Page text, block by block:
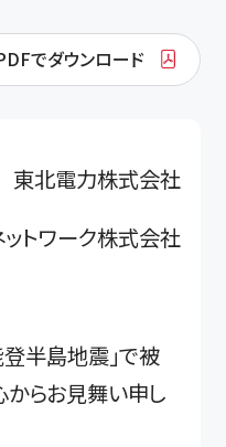
でダウンロード
東北電力株式会社
トワーク株式会社
半島地震」で被
からお見舞い申し